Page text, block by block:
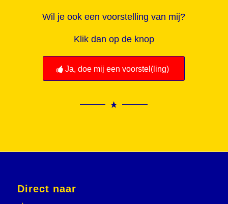
Wil je ook een voorstelling van mij?
Klik dan op de knop
Ja, doe mij een voorstel(ling)
Direct naar